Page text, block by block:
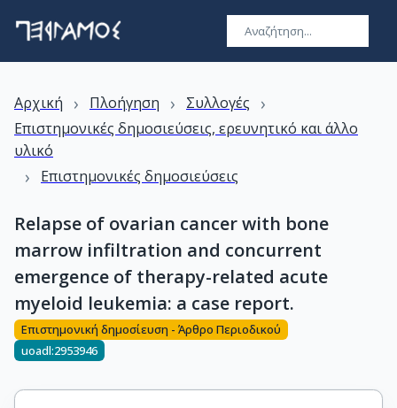
Αρχική › Πλοήγηση › Συλλογές ›
Επιστημονικές δημοσιεύσεις, ερευνητικό και άλλο
υλικό
› Επιστημονικές δημοσιεύσεις
Relapse of ovarian cancer with bone
marrow infiltration and concurrent
emergence of therapy-related acute
myeloid leukemia: a case report.
Επιστημονική δημοσίευση - Άρθρο Περιοδικού
uoadl:2953946